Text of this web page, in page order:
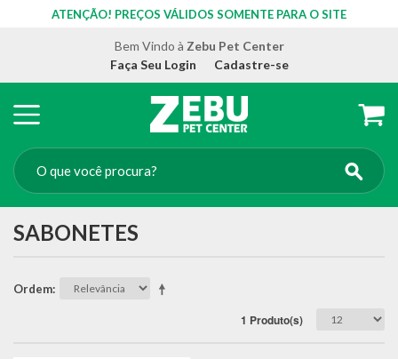
ATENÇÃO! PREÇOS VÁLIDOS SOMENTE PARA O SITE
Bem Vindo à Zebu Pet Center
Faça Seu Login
Cadastre-se
SABONETES
Ordem
1 Produto(s)